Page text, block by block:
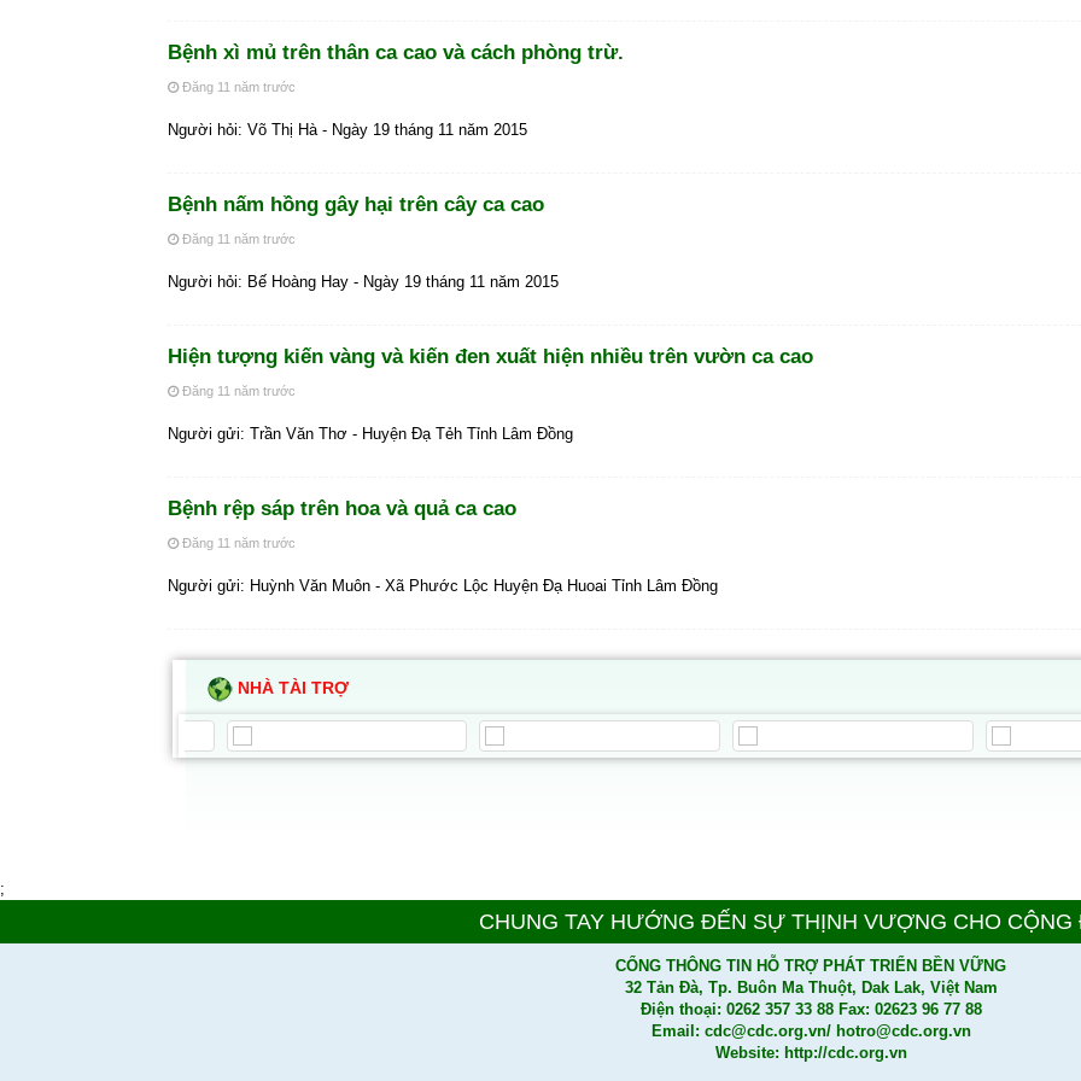
Bệnh xì mủ trên thân ca cao và cách phòng trừ.
Đăng 11 năm trước
Người hỏi: Võ Thị Hà - Ngày 19 tháng 11 năm 2015
Bệnh nấm hồng gây hại trên cây ca cao
Đăng 11 năm trước
Người hỏi: Bế Hoàng Hay - Ngày 19 tháng 11 năm 2015
Hiện tượng kiến vàng và kiến đen xuất hiện nhiều trên vườn ca cao
Đăng 11 năm trước
Người gửi: Trần Văn Thơ - Huyện Đạ Tẻh Tỉnh Lâm Đồng
Bệnh rệp sáp trên hoa và quả ca cao
Đăng 11 năm trước
Người gửi: Huỳnh Văn Muôn - Xã Phước Lộc Huyện Đạ Huoai Tỉnh Lâm Đồng
NHÀ TÀI TRỢ
;
CHUNG TAY HƯỚNG ĐẾN SỰ THỊNH VƯỢNG CHO CỘNG
CỔNG THÔNG TIN HỖ TRỢ PHÁT TRIỂN BỀN VỮNG
32 Tản Đà, Tp. Buôn Ma Thuột, Dak Lak, Việt Nam
Điện thoại: 0262 357 33 88 Fax: 02623 96 77 88
Email: cdc@cdc.org.vn/ hotro@cdc.org.vn
Website: http://cdc.org.vn